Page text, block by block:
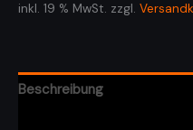
inkl. 19 % MwSt. zzgl.
Beschreibung